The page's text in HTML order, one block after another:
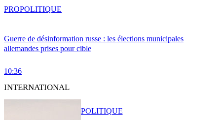
Guerre de désinformation russe : les élections municipales
allemandes prises pour cible
10:36
PROPOLITIQUE
INTERNATIONAL
POLITIQUE